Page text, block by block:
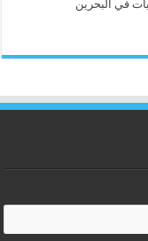
في البحرين